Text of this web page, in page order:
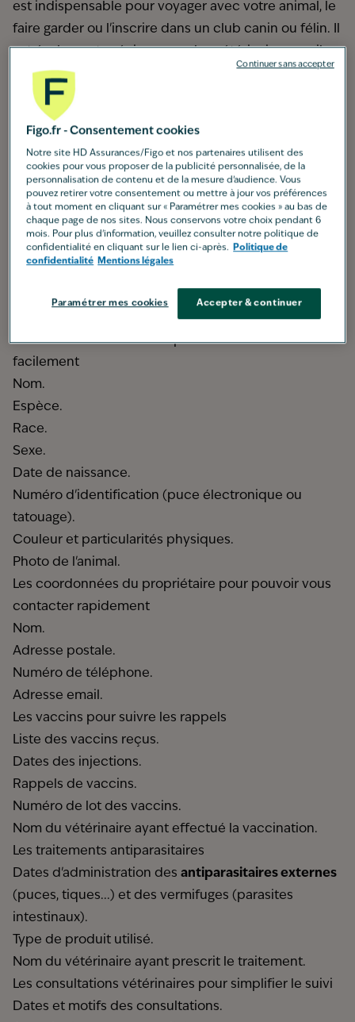
est indispensable pour voyager avec votre animal, le
faire garder ou l'inscrire dans un club canin ou félin. Il
est également précieux pour les vétérinaires, car il
leur permet d'avoir une vue d'ensemble de l'état de
santé de votre animal et de ses antécédents
médicaux.
Le carnet de santé est donc un document qui doit
être conservé précieusement etprésenté au
vétérinaire à chaque consultation. En cas de perte
ou de vol, il est important de contacter votre
vétérinaire pour obtenir un duplicata.
Le contenu du carnet de santé : des informations
Le carnet de santé contient généralement les
L'identification de l'animal pour le reconnaître
facilement
Nom.
Espèce.
Race.
Sexe.
Date de naissance.
Numéro d'identification (puce électronique ou
tatouage).
Couleur et particularités physiques.
Photo de l'animal.
Les coordonnées du propriétaire pour pouvoir vous
contacter rapidement
Nom.
Adresse postale.
Numéro de téléphone.
Adresse email.
Les vaccins pour suivre les rappels
Liste des vaccins reçus.
Dates des injections.
Rappels de vaccins.
Numéro de lot des vaccins.
Nom du vétérinaire ayant effectué la vaccination.
Les traitements antiparasitaires
Dates d'administration des antiparasitaires externes
(puces, tiques...) et des vermifuges (parasites
intestinaux).
Type de produit utilisé.
Nom du vétérinaire ayant prescrit le traitement.
Les consultations vétérinaires pour simplifier le suivi
Dates et motifs des consultations.
Figo.fr - Consentement cookies
Notre site HD Assurances/Figo et nos partenaires utilisent des
cookies pour vous proposer de la publicité personnalisée, de la
personnalisation de contenu et de la mesure d’audience. Vous
pouvez retirer votre consentement ou mettre à jour vos préférences
à tout moment en cliquant sur « Paramétrer mes cookies » au bas de
chaque page de nos sites. Nous conservons votre choix pendant 6
mois. Pour plus d'information, veuillez consulter notre politique de
confidentialité en cliquant sur le lien ci-après.
Politique de
confidentialité Mentions légales
Accepter & continuer
Paramétrer mes cookies
Continuer sans accepter